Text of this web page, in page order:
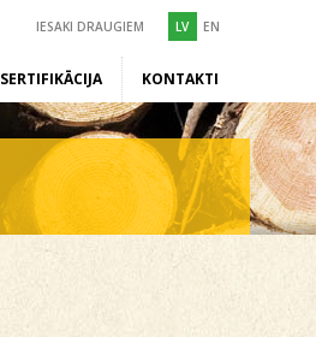
IESAKI DRAUGIEM LV EN
SERTIFIKĀCIJA KONTAKTI